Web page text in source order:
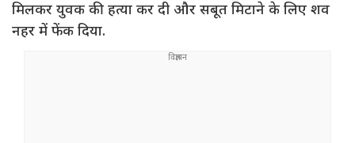
मिलकर युवक की हत्या कर दी और सबूत मिटाने के लिए शव
नहर में फेंक दिया.